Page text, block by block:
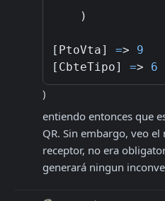
    )
[PtoVta] => 9
[CbteTipo] => 6
)
entiendo entonces que
QR. Sin embargo, veo
receptor, no era
generará ningun